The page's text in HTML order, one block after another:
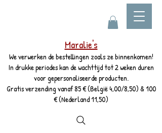
Maralie's
We verwerken de bestellingen zoals ze binnenkomen!
In drukke periodes kan de wachttijd tot 2 weken duren
voor gepersonaliseerde producten.
Gratis verzending vanaf 85 € (België 4,00/8,50) & 100
€ (Nederland 11,50)